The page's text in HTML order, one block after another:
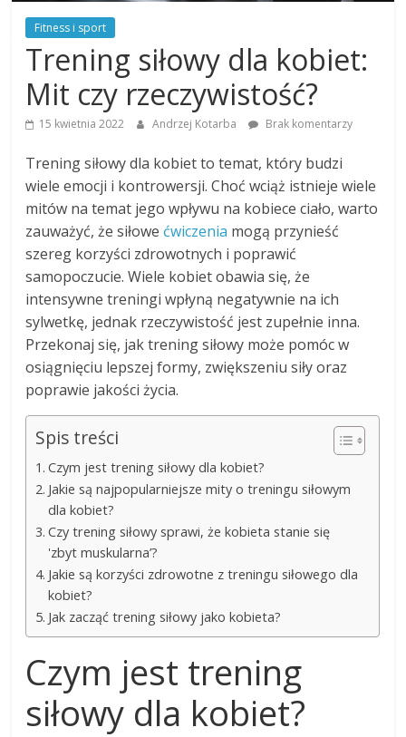
Fitness i sport
Trening siłowy dla kobiet:
Mit czy rzeczywistość?
15 kwietnia 2022 Andrzej Kotarba Brak komentarzy
Trening siłowy dla kobiet to temat, który budzi
wiele emocji i kontrowersji. Choć wciąż istnieje wiele
mitów na temat jego wpływu na kobiece ciało, warto
zauważyć, że siłowe ćwiczenia mogą przynieść
szereg korzyści zdrowotnych i poprawić
samopoczucie. Wiele kobiet obawia się, że
intensywne treningi wpłyną negatywnie na ich
sylwetkę, jednak rzeczywistość jest zupełnie inna.
Przekonaj się, jak trening siłowy może pomóc w
osiągnięciu lepszej formy, zwiększeniu siły oraz
poprawie jakości życia.
Spis treści
Czym jest trening siłowy dla kobiet?
Jakie są najpopularniejsze mity o treningu siłowym
dla kobiet?
Czy trening siłowy sprawi, że kobieta stanie się
'zbyt muskularna’?
Jakie są korzyści zdrowotne z treningu siłowego dla
kobiet?
Jak zacząć trening siłowy jako kobieta?
Czym jest trening
siłowy dla kobiet?